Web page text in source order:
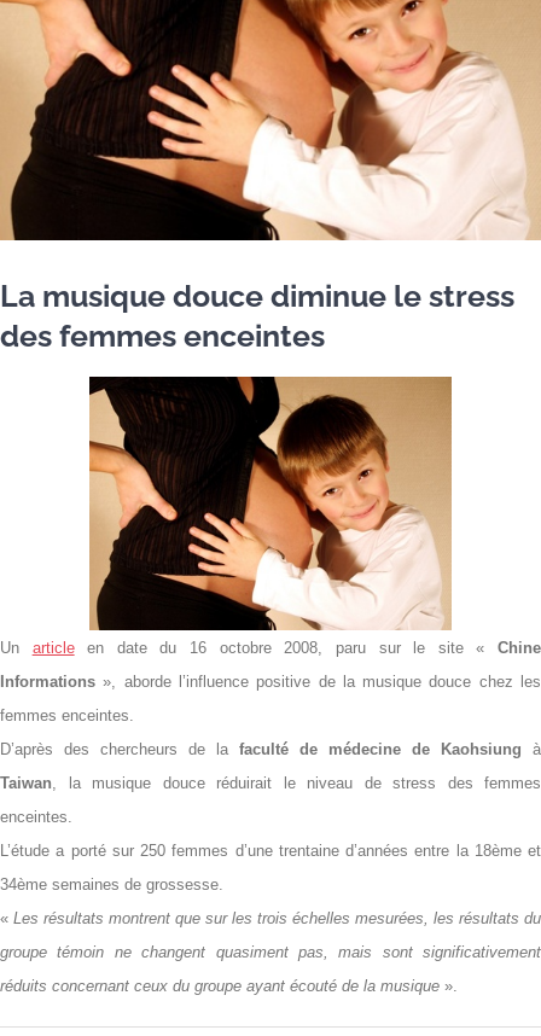
La musique douce diminue le stress
des femmes enceintes
Un articleen date du 16 octobre 2008, paru sur le site «Chine
Informations », aborde l’influence positive de la musique douce chez les
femmes enceintes.
D’après des chercheurs de la faculté de médecine de Kaohsiung à
Taiwan, la musique douce réduirait le niveau de stress des femmes
enceintes.
L’étude a porté sur 250 femmes d’une trentaine d’années entre la 18ème et
34ème semaines de grossesse.
« Les résultats montrent que sur les trois échelles mesurées, les résultats du
groupe témoin ne changent quasiment pas, mais sont significativement
réduits concernant ceux du groupe ayant écouté de la musique ».